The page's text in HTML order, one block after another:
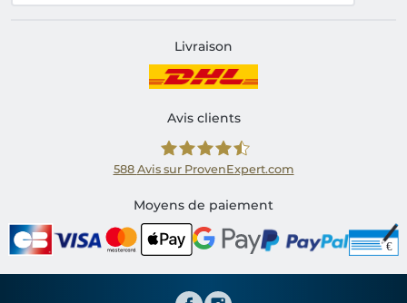
Livraison
Avis clients
Shirtinator FR
588 Avis sur ProvenExpert.com
Moyens de paiement